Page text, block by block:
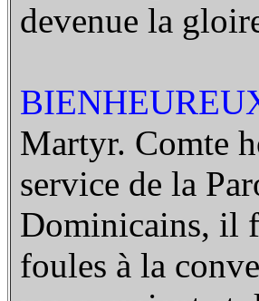
devenue la
Martyr. Comte
service de la
Dominicains, il
foules à la